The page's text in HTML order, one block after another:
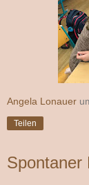
Angela Lonauer
Teilen
Spontaner